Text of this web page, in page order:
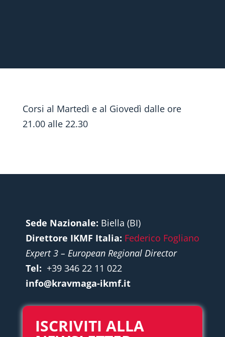
Corsi al Martedì e al Giovedì dalle ore
21.00 alle 22.30
Sede Nazionale: Biella (BI)
Direttore IKMF Italia: Federico Fogliano
Expert 3 – European Regional Director
Tel: +39 346 22 11 022
info@kravmaga-ikmf.it
ISCRIVITI ALLA